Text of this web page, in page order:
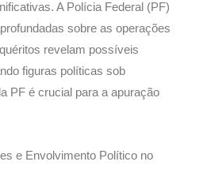
A Polícia Federal (PF)
sobre as operações
revelam possíveis
figuras políticas sob
PF é crucial para a apuração
e Envolvimento Político no